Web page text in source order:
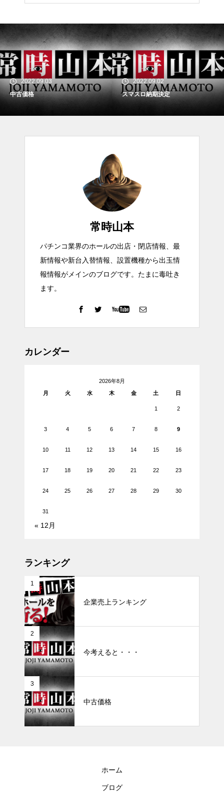
2022.09.03
中古価格
2022.09.02
スマスロ納期決定
常時山本
パチンコ業界のホールの出店・閉店情報、最
新情報や新台入替情報、設置機種から出玉情
報情報がメインのブログです。たまに毒吐き
ます。
カレンダー
2026年8月
月
火 水 木 金 土 日
1 2
3 4 5 6 7 8 9
10 11 12 13 14 15 16
17 18 19 20 21 22 23
24 25 26 27 28 29 30
31
« 12月
ランキング
1
企業売上ランキング
2
今考えると・・・
3
中古価格
ホーム
ブログ